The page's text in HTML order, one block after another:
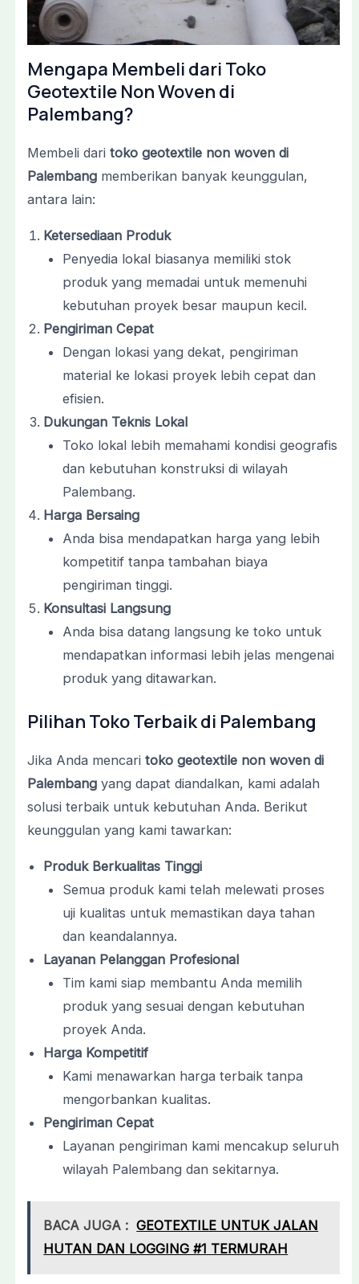
Mengapa Membeli dari Toko
Geotextile Non Woven di
Palembang?
Membeli dari toko geotextile non woven di
Palembangmemberikan banyak keunggulan,
antara lain:
Ketersediaan Produk
Penyedia lokal biasanya memiliki stok
produk yang memadai untuk memenuhi
kebutuhan proyek besar maupun kecil.
Pengiriman Cepat
Dengan lokasi yang dekat, pengiriman
material ke lokasi proyek lebih cepat dan
efisien.
Dukungan Teknis Lokal
Toko lokal lebih memahami kondisi geografis
dan kebutuhan konstruksi di wilayah
Palembang.
Harga Bersaing
Anda bisa mendapatkan harga yang lebih
kompetitif tanpa tambahan biaya
pengiriman tinggi.
Konsultasi Langsung
Anda bisa datang langsung ke toko untuk
mendapatkan informasi lebih jelas mengenai
produk yang ditawarkan.
Pilihan Toko Terbaik di Palembang
Jika Anda mencari toko geotextile non woven di
Palembangyang dapat diandalkan, kami adalah
solusi terbaik untuk kebutuhan Anda. Berikut
keunggulan yang kami tawarkan:
Produk Berkualitas Tinggi
Semua produk kami telah melewati proses
uji kualitas untuk memastikan daya tahan
dan keandalannya.
Layanan Pelanggan Profesional
Tim kami siap membantu Anda memilih
produk yang sesuai dengan kebutuhan
proyek Anda.
Harga Kompetitif
Kami menawarkan harga terbaik tanpa
mengorbankan kualitas.
Pengiriman Cepat
Layanan pengiriman kami mencakup seluruh
wilayah Palembang dan sekitarnya.
BACA JUGA : GEOTEXTILE UNTUK JALAN
HUTAN DAN LOGGING #1 TERMURAH